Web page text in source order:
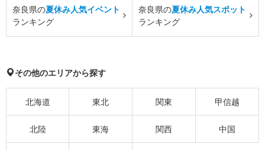
奈良県の夏休み人気イベント
ランキング
奈良県の夏休み人気スポット
ランキング
その他のエリアから探す
北海道 東北 関東 甲信越
北陸 東海 関西 中国